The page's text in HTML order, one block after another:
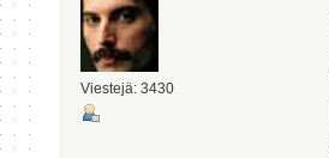
Viestejä: 3430